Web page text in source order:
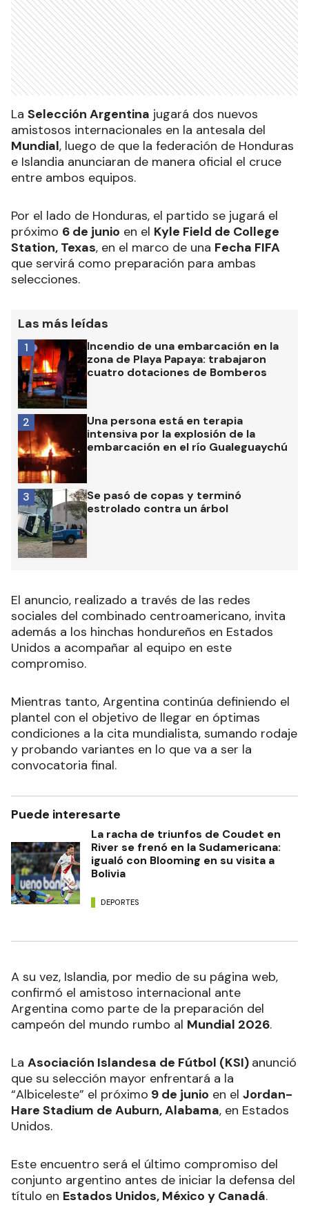
La Selección Argentina jugará dos nuevos
amistosos internacionales en la antesala del
Mundial, luego de que la federación de Honduras
e Islandia anunciaran de manera oficial el cruce
entre ambos equipos.
Por el lado de Honduras, el partido se jugará el
próximo 6 de junio en el Kyle Field de College
Station, Texas, en el marco de una Fecha FIFA
que servirá como preparación para ambas
selecciones.
Las más leídas
Incendio de una embarcación en la
zona de Playa Papaya: trabajaron
cuatro dotaciones de Bomberos
1
Una persona está en terapia
intensiva por la explosión de la
embarcación en el río Gualeguaychú
2
Se pasó de copas y terminó
estrolado contra un árbol
3
El anuncio, realizado a través de las redes
sociales del combinado centroamericano, invita
además a los hinchas hondureños en Estados
Unidos a acompañar al equipo en este
compromiso.
Mientras tanto, Argentina continúa definiendo el
plantel con el objetivo de llegar en óptimas
condiciones a la cita mundialista, sumando rodaje
y probando variantes en lo que va a ser la
convocatoria final.
Puede interesarte
La racha de triunfos de Coudet en
River se frenó en la Sudamericana:
igualó con Blooming en su visita a
Bolivia
DEPORTES
A su vez, Islandia, por medio de su página web,
confirmó el amistoso internacional ante
Argentina como parte de la preparación del
campeón del mundo rumbo al Mundial 2026.
La Asociación Islandesa de Fútbol (KSI) anunció
que su selección mayor enfrentará a la
“Albiceleste” el próximo 9 de junio en el Jordan-
Hare Stadium de Auburn, Alabama, en Estados
Unidos.
Este encuentro será el último compromiso del
conjunto argentino antes de iniciar la defensa del
título en Estados Unidos, México y Canadá.